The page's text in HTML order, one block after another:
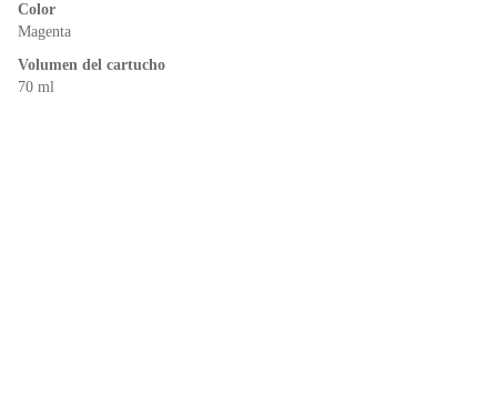
Color
Magenta
Volumen del cartucho
70 ml